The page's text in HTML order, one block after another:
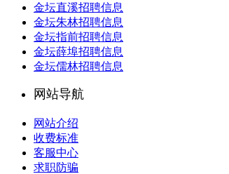
金坛直溪招聘信息
金坛朱林招聘信息
金坛指前招聘信息
金坛薛埠招聘信息
金坛儒林招聘信息
网站导航
网站介绍
收费标准
客服中心
求职防骗